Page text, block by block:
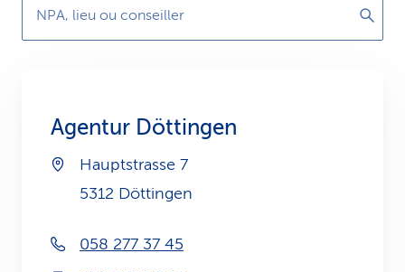
d
e
e
v
c
NPA, lieu ou conseiller
Agentur Döttingen
Hauptstrasse 7
5312 Döttingen
058 277 37 45